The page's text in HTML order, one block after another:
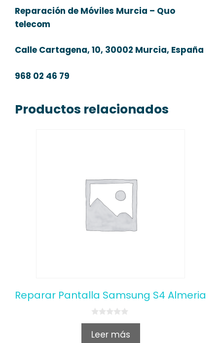
Reparación de Móviles Murcia – Quo
telecom
Calle Cartagena, 10, 30002 Murcia, España
968 02 46 79
Productos relacionados
Reparar Pantalla Samsung S4 Almeria
0
u
Leer más